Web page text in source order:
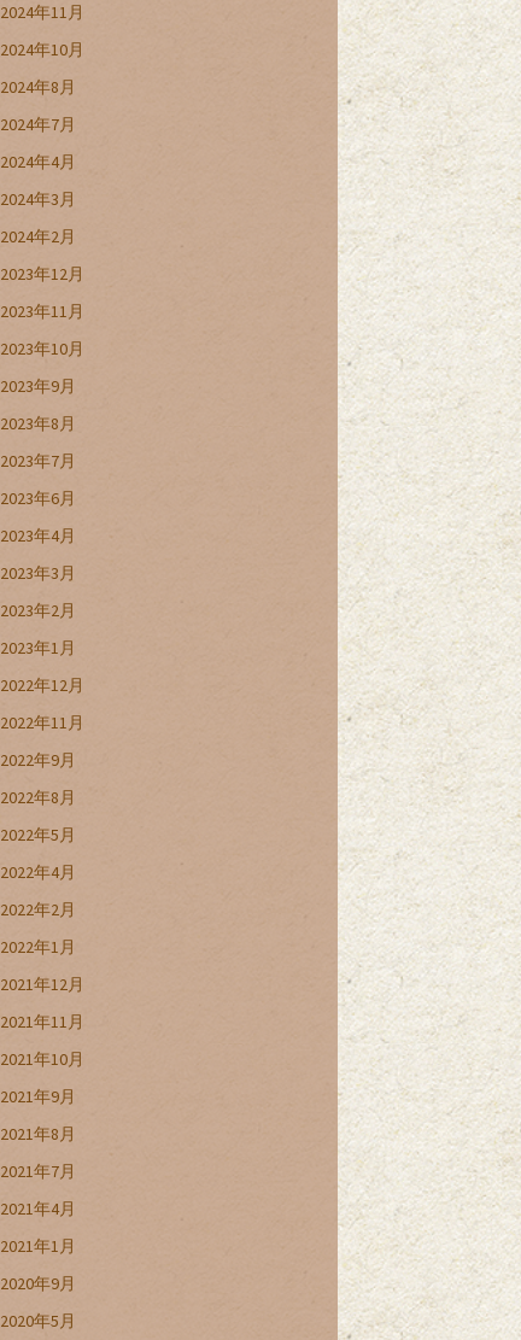
2024年11月
2024年10月
2024年8月
2024年7月
2024年4月
2024年3月
2024年2月
2023年12月
2023年11月
2023年10月
2023年9月
2023年8月
2023年7月
2023年6月
2023年4月
2023年3月
2023年2月
2023年1月
2022年12月
2022年11月
2022年9月
2022年8月
2022年5月
2022年4月
2022年2月
2022年1月
2021年12月
2021年11月
2021年10月
2021年9月
2021年8月
2021年7月
2021年4月
2021年1月
2020年9月
2020年5月